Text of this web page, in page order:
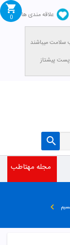
علاقه مندی ها
0
مجله مهتاطب